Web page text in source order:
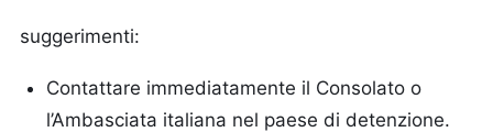
suggerimenti:
Contattare immediatamente il Consolato o
l’Ambasciata italiana nel paese di detenzione.